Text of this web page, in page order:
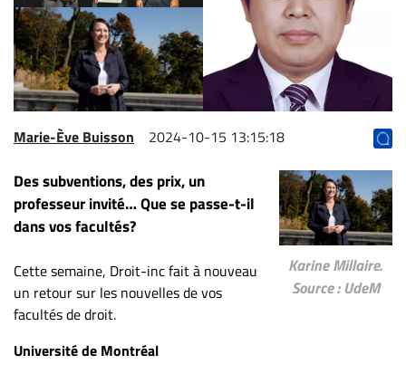
Archives
CARRIÈRE
ET
EMPLOIS
ET
JURISTES
d'emploi
Formation
Continue
Métiers
Marie-Ève Buisson 2024-10-15 13:15:18
Karine Millaire.
Source : UdeM
Des subventions, des prix, un
professeur invité… Que se passe-t-il
dans vos facultés?
Cette semaine, Droit-inc fait à nouveau
un retour sur les nouvelles de vos
facultés de droit.
Université de Montréal